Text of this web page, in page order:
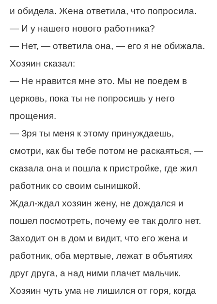
и обидела. Жена ответила, что попросила.
— И у нашего нового работника?
— Нет, — ответила она, — его я не обижала.
Хозяин сказал:
— Не нравится мне это. Мы не поедем в
церковь, пока ты не попросишь у него
прощения.
— Зря ты меня к этому принуждаешь,
смотри, как бы тебе потом не раскаяться, —
сказала она и пошла к пристройке, где жил
работник со своим сынишкой.
Ждал-ждал хозяин жену, не дождался и
пошел посмотреть, почему ее так долго нет.
Заходит он в дом и видит, что его жена и
работник, оба мертвые, лежат в объятиях
друг друга, а над ними плачет мальчик.
Хозяин чуть ума не лишился от горя, когда